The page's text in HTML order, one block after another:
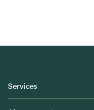
Services